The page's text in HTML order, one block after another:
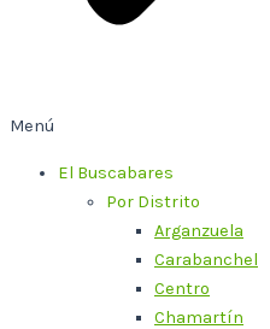
Menú
El Buscabares
Por Distrito
Arganzuela
Carabanchel
Centro
Chamartín